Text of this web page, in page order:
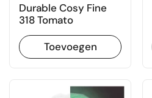
Durable Cosy Fine
318 Tomato
Toevoegen